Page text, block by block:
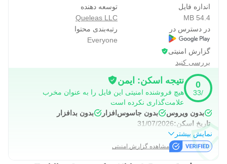
❤️ طراحی شده برای کودکان نوپا
✔ کنترل‌های لمسی آسان
✔ گرافیک رنگارنگ و روشن
✔ انیمیشن‌های دوستانه
✔ ایمن برای کودکان خردسال
✔ بدون منوهای گیج‌کننده
✔ عالی برای بازی مستقل
👨‍👩‍👧 عالی برای سنین ۲ تا ۵ سال
چه فرزند شما تازه شروع به تشخیص رنگ‌ها کرده باشد و چه
برای پیش‌دبستانی آماده شود، این بازی‌های یادگیری کودکان نوپا
اندازه فایل
54.4 MB
توسعه دهنده
Queleas LLC
در دسترس در
رتبه‌بندی محتوا
Everyone
گزارش امنیتی
بررسی کنید
0
/33
نتیجه اسکن: ایمن
هیچ فروشنده امنیتی این فایل را به عنوان مخرب
علامت‌گذاری نکرده است
بدون ویروس
بدون جاسوس‌افزار
بدون بدافزار
تاریخ اسکن:31/07/2026
نمایش بیشتر
مشاهده گزارش امنیتی